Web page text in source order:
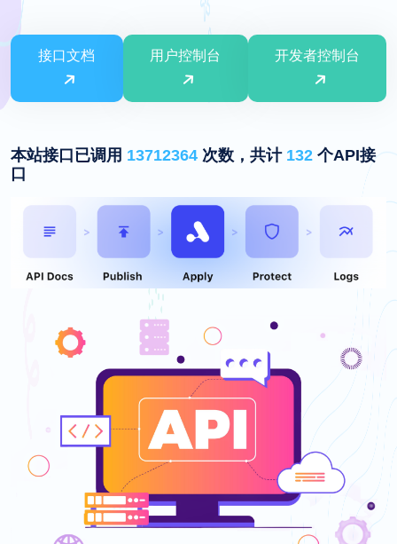
接口文档 用户控制台 开发者控制台
本站接口已调用 13712364 次数，共计 132 个API接
口